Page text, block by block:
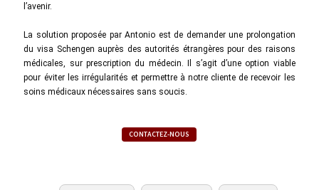
l’avenir.
La solution proposée par Antonio est de demander une prolongation
du visa Schengen auprès des autorités étrangères pour des raisons
médicales, sur prescription du médecin. Il s’agit d’une option viable
pour éviter les irrégularités et permettre à notre cliente de recevoir les
soins médicaux nécessaires sans soucis.
CONTACTEZ-NOUS